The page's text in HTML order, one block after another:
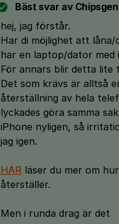
Bäst svar av
hej, jag förstår.
Har di möjlighet att låna/
har en laptop/dator med
För annars blir detta lite
Det som krävs är alltså
återställning av hela
lyckades göra samma
iPhone nyligen, så
jag igen.
HÄR läser du mer om
återställer.
Men i runda drag är det